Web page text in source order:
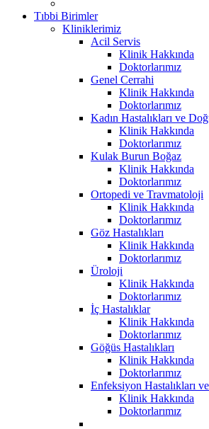
Tıbbi Birimler
Kliniklerimiz
Acil Servis
Klinik Hakkında
Doktorlarımız
Genel Cerrahi
Klinik Hakkında
Doktorlarımız
Kadın Hastalıkları ve
Klinik Hakkında
Doktorlarımız
Kulak Burun Boğaz
Klinik Hakkında
Doktorlarımız
Ortopedi ve Travmatoloji
Klinik Hakkında
Doktorlarımız
Göz Hastalıkları
Klinik Hakkında
Doktorlarımız
Üroloji
Klinik Hakkında
Doktorlarımız
İç Hastalıklar
Klinik Hakkında
Doktorlarımız
Göğüs Hastalıkları
Klinik Hakkında
Doktorlarımız
Enfeksiyon Hastalıkları
Klinik Hakkında
Doktorlarımız